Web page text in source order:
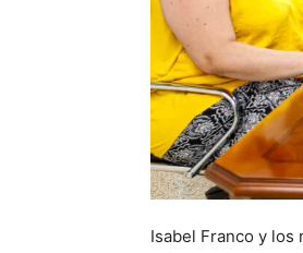
Isabel Franco y